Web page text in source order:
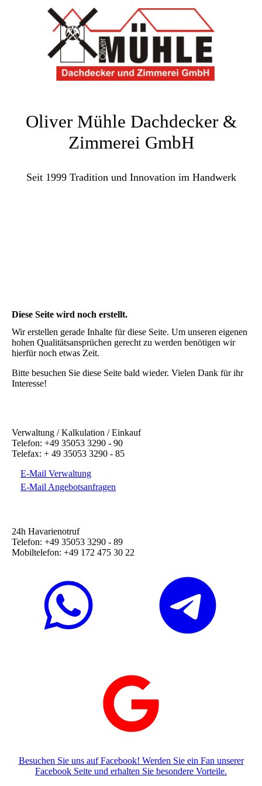
Oliver Mühle Dachdecker &
Zimmerei GmbH
Seit 1999 Tradition und Innovation im Handwerk
Diese Seite wird noch erstellt.
Wir erstellen gerade Inhalte für diese Seite. Um unseren eigenen
hohen Qualitätsansprüchen gerecht zu werden benötigen wir
hierfür noch etwas Zeit.
Bitte besuchen Sie diese Seite bald wieder. Vielen Dank für ihr
Interesse!
Verwaltung / Kalkulation / Einkauf
Telefon: +49 35053 3290 - 90
Telefax: + 49 35053 3290 - 85
E-Mail Verwaltung
E-Mail Angebotsanfragen
24h Havarienotruf
Telefon: +49 35053 3290 - 89
Mobiltelefon: +49 172 475 30 22
Besuchen Sie uns auf Facebook! Werden Sie ein Fan unserer
Facebook Seite und erhalten Sie besondere Vorteile.